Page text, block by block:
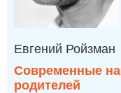
Евгений Ройзман
Современные
родителей